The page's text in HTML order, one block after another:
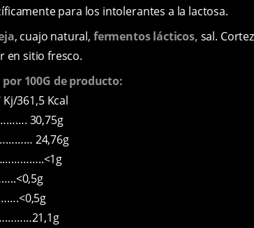
para los intolerantes a la lactosa.
, cuajo natural, fermentos lácticos, sal.
en sitio fresco.
100G de producto:
361,5 Kcal
30,75g
24,76g